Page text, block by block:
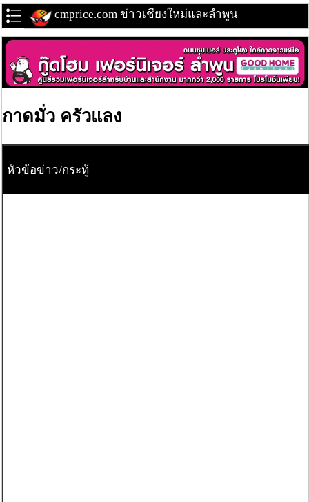
cmprice.com ข่าวเชียงใหม่และลำพูน
กาดมั่ว ครัวแลง
หัวข้อข่าว/กระทู้